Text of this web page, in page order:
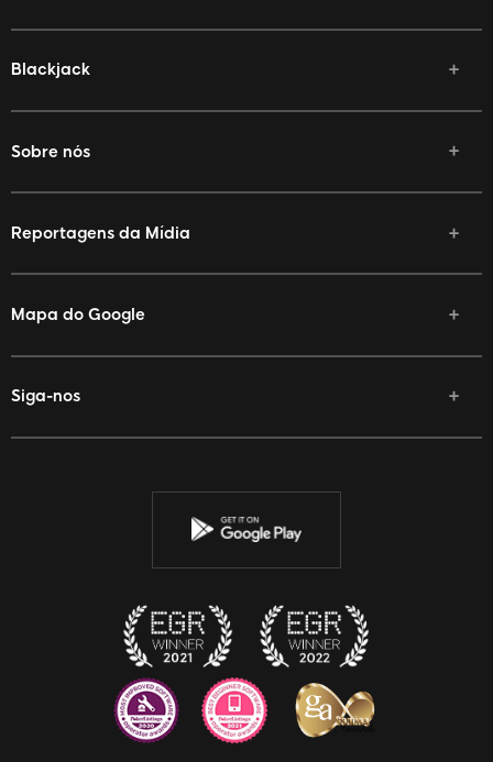
Blackjack
Sobre nós
Reportagens da Mídia
Mapa do Google
Siga-nos
Facebook